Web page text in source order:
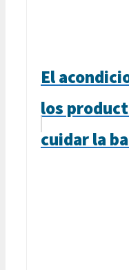
El
los
cuidar la